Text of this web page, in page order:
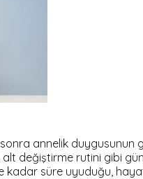
annelik duygusunun
değiştirme rutini gibi
kadar süre uyuduğu,